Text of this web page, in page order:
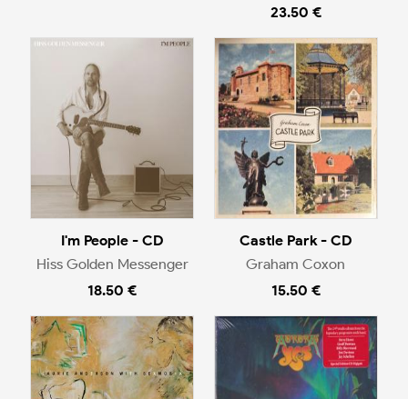
23.50 €
I'm People - CD
Hiss Golden Messenger
18.50 €
Castle Park - CD
Graham Coxon
15.50 €